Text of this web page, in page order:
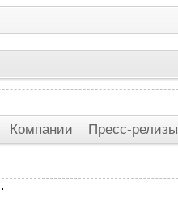
Компании Пресс-релизы